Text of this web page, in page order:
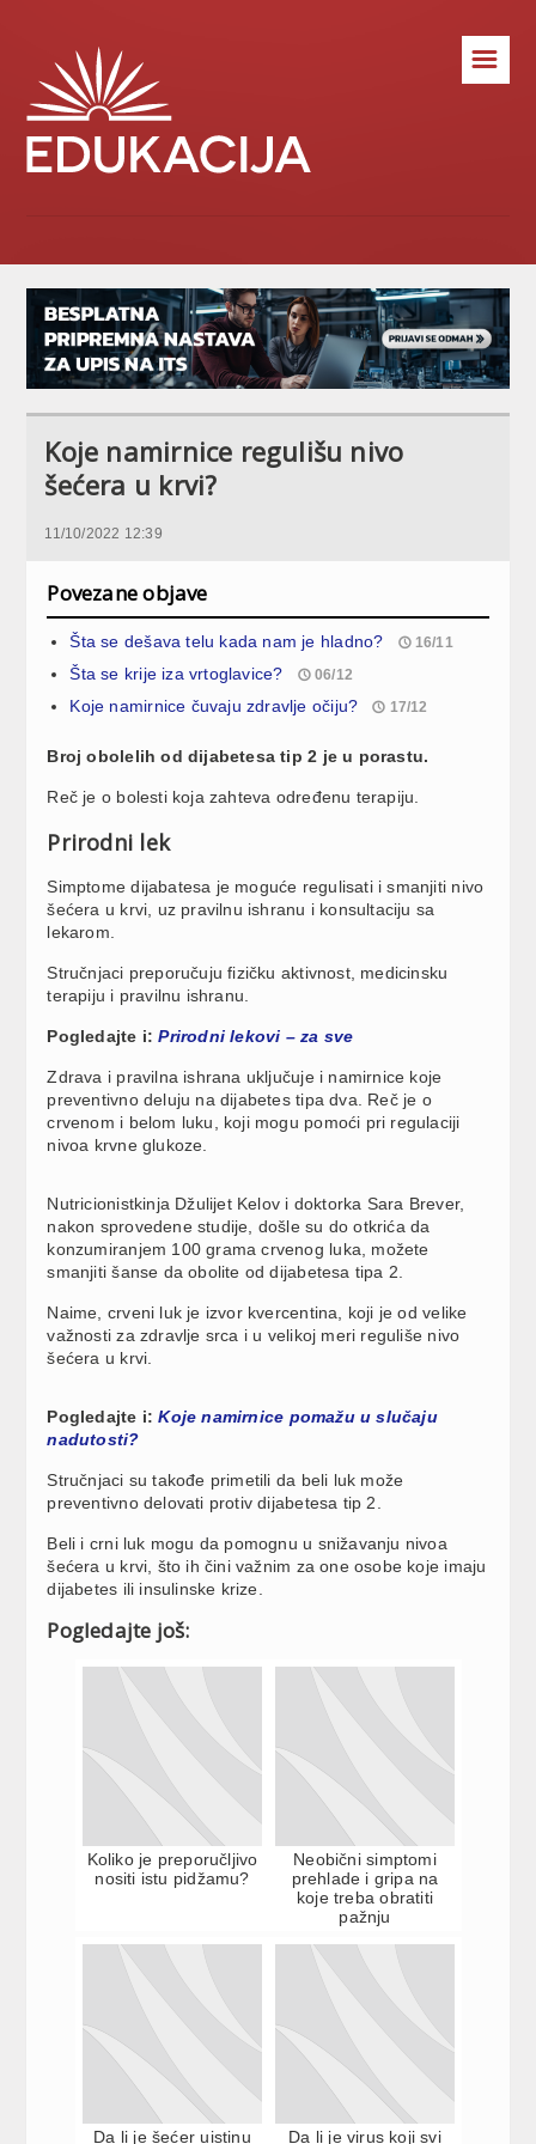
☰
Koje namirnice regulišu nivo
šećera u krvi?
11/10/2022 12:39
Povezane objave
Šta se dešava telu kada nam je hladno? 16/11
Šta se krije iza vrtoglavice? 06/12
Koje namirnice čuvaju zdravlje očiju? 17/12
Broj obolelih od dijabetesa tip 2 je u porastu.
Reč je o bolesti koja zahteva određenu terapiju.
Prirodni lek
Simptome dijabatesa je moguće regulisati i smanjiti nivo
šećera u krvi, uz pravilnu ishranu i konsultaciju sa
lekarom.
Stručnjaci preporučuju fizičku aktivnost, medicinsku
terapiju i pravilnu ishranu.
Pogledajte i:Prirodni lekovi – za sve
Zdrava i pravilna ishrana uključuje i namirnice koje
preventivno deluju na dijabetes tipa dva. Reč je o
crvenom i belom luku, koji mogu pomoći pri regulaciji
nivoa krvne glukoze.
Nutricionistkinja Džulijet Kelov i doktorka Sara Brever,
nakon sprovedene studije, došle su do otkrića da
konzumiranjem 100 grama crvenog luka, možete
smanjiti šanse da obolite od dijabetesa tipa 2.
Naime, crveni luk je izvor kvercentina, koji je od velike
važnosti za zdravlje srca i u velikoj meri reguliše nivo
šećera u krvi.
Pogledajte i:Koje namirnice pomažu u slučaju
nadutosti?
Stručnjaci su takođe primetili da beli luk može
preventivno delovati protiv dijabetesa tip 2.
Beli i crni luk mogu da pomognu u snižavanju nivoa
šećera u krvi, što ih čini važnim za one osobe koje imaju
dijabetes ili insulinske krize.
Pogledajte još:
Koliko je preporučljivo
nositi istu pidžamu?
Neobični simptomi
prehlade i gripa na
koje treba obratiti
pažnju
Da li je šećer uistinu Da li je virus koji svi